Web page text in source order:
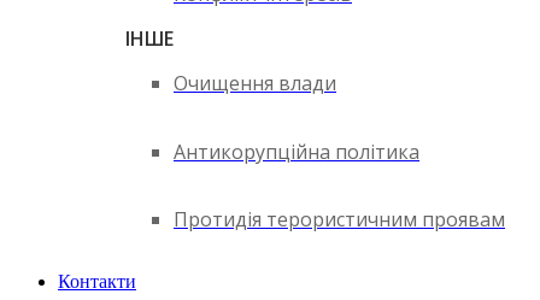
ІНШЕ
Очищення влади
Антикорупційна політика
Протидія терористичним проявам
Контакти